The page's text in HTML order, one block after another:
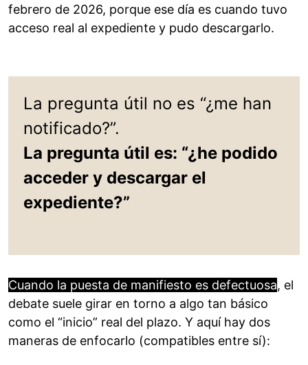
febrero de 2026, porque ese día es cuando tuvo
acceso real al expediente y pudo descargarlo.
La pregunta útil no es “¿me han
notificado?”.
La pregunta útil es: “¿he podido
acceder y descargar el
expediente?”
Cuando la puesta de manifiesto es defectuosa, el
debate suele girar en torno a algo tan básico
como el “inicio” real del plazo. Y aquí hay dos
maneras de enfocarlo (compatibles entre sí):